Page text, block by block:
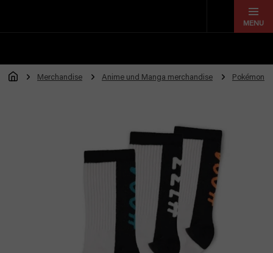
Merchandise Anime und Manga merchandise Pokémon